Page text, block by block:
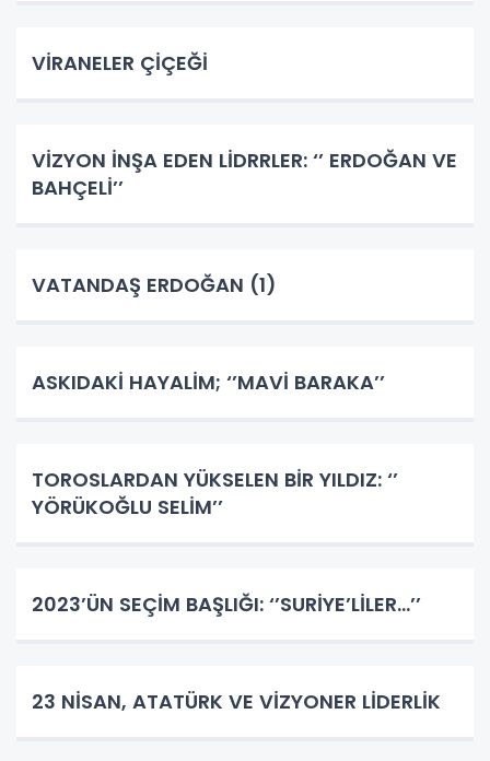
VİRANELER ÇİÇEĞİ
VİZYON İNŞA EDEN LİDRRLER: ‘’ ERDOĞAN VE
BAHÇELİ’’
VATANDAŞ ERDOĞAN (1)
ASKIDAKİ HAYALİM; ‘’MAVİ BARAKA’’
TOROSLARDAN YÜKSELEN BİR YILDIZ: ‘’
YÖRÜKOĞLU SELİM’’
2023’ÜN SEÇİM BAŞLIĞI: ‘’SURİYE’LİLER…’’
23 NİSAN, ATATÜRK VE VİZYONER LİDERLİK